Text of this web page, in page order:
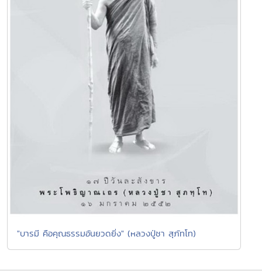
"บารมี คือคุณธรรมอันยวดยิ่ง" (หลวงปู่ชา สุภัทโท)